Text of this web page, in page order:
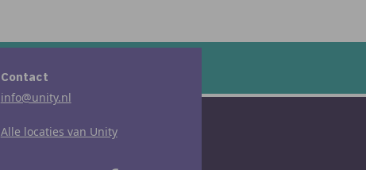
Contact
info@unity.nl
Alle locaties van Unity